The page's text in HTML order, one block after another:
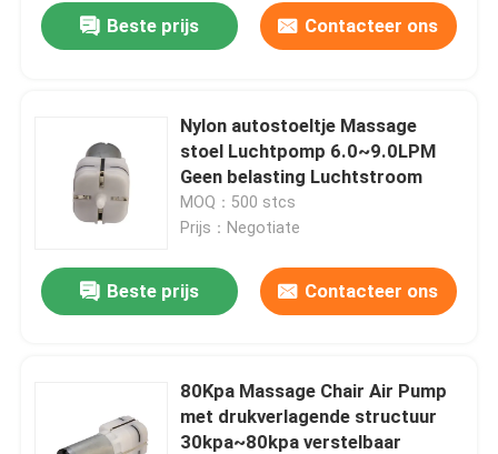
Beste prijs Contacteer ons
Nylon autostoeltje Massage
stoel Luchtpomp 6.0~9.0LPM
Geen belasting Luchtstroom
MOQ：500 stcs
Prijs：Negotiate
Beste prijs Contacteer ons
80Kpa Massage Chair Air Pump
met drukverlagende structuur
30kpa~80kpa verstelbaar